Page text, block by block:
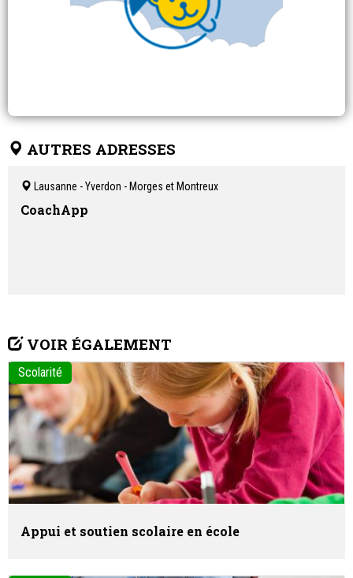
AUTRES ADRESSES
Lausanne - Yverdon - Morges et Montreux
CoachApp
VOIR ÉGALEMENT
Scolarité
Appui et soutien scolaire en école